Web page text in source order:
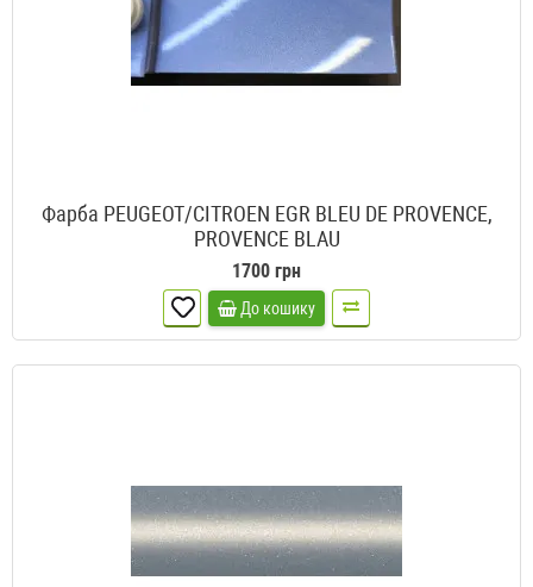
Фарба PEUGEOT/CITROEN EGR BLEU DE PROVENCE,
PROVENCE BLAU
1700 грн
До кошику